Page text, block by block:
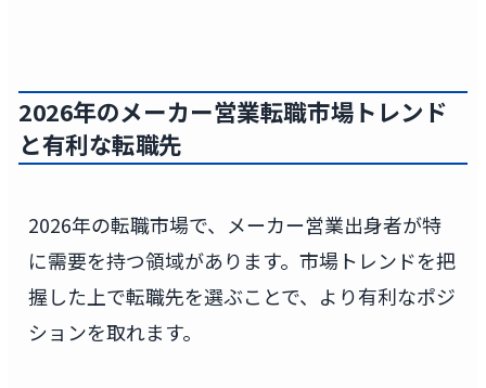
2026年のメーカー営業転職市場トレンド
と有利な転職先
2026年の転職市場で、メーカー営業出身者が特
に需要を持つ領域があります。市場トレンドを把
握した上で転職先を選ぶことで、より有利なポジ
ションを取れます。